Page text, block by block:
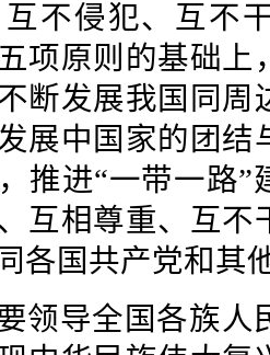
不侵犯、互不
项原则的基础上
断发展我国同周
展中国家的团结
推进“一带一路”
互相尊重、互不
各国共产党和其
领导全国各族人